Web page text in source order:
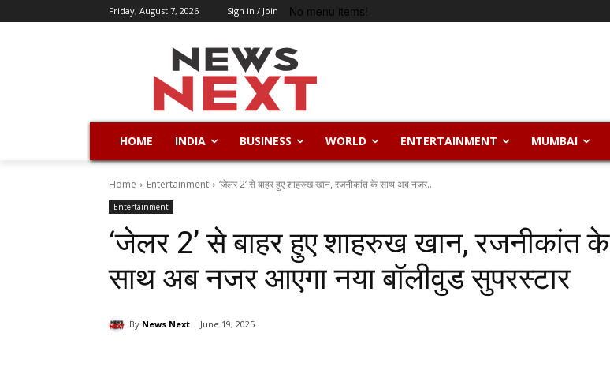
Friday, August 7, 2026 Sign in / Join No menu items!
HOME INDIA BUSINESS WORLD ENTERTAINMENT MUMBAI
Home Entertainment ‘जेलर 2’ से बाहर हुए शाहरुख खान, रजनीकांत के साथ अब नजर...
Entertainment
‘जेलर 2’ से बाहर हुए शाहरुख खान, रजनीकांत के
साथ अब नजर आएगा नया बॉलीवुड सुपरस्टार
By News Next June 19, 2025